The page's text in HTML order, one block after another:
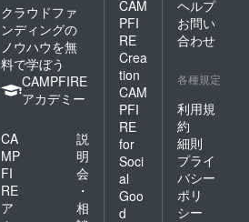
クラウドファ
ンディングの
ノウハウを無
料で学ぼう
CAMPFIRE
アカデミー
CA
MP
FI
RE
ア
説
明
会
・
相
CAM
PFI
RE
Crea
tion
CAM
PFI
RE
for
Soci
al
Goo
d
ヘルプ
お問い
合わせ
各種規定
利用規
約
細則
プライ
バシー
ポリ
シー